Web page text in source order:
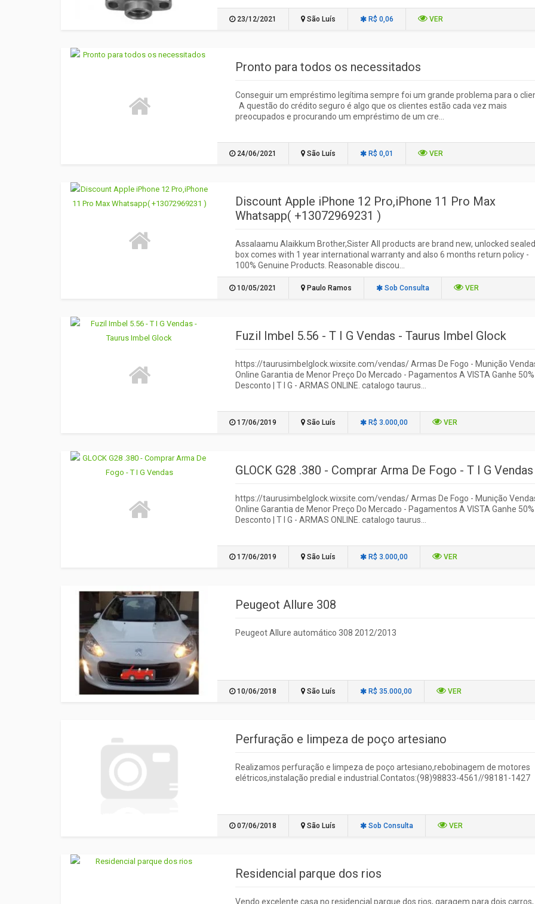
23/12/2021 São Luís R$ 0,06 VER
Pronto para todos os necessitados
Conseguir um empréstimo legítima sempre foi um grande problema para o
A questão do crédito seguro é algo que os clientes estão cada vez mais
preocupados e procurando um empréstimo de um cre...
24/06/2021 São Luís R$ 0,01 VER
Discount Apple iPhone 12 Pro,iPhone 11 Pro Max
Whatsapp( +13072969231 )
Assalaamu Alaikkum Brother,Sister All products are brand new, unlocked
box comes with 1 year international warranty and also 6 months return policy -
100% Genuine Products. Reasonable discou...
10/05/2021 Paulo Ramos Sob Consulta VER
Fuzil Imbel 5.56 - T I G Vendas - Taurus Imbel Glock
https://taurusimbelglock.wixsite.com/vendas/ Armas De Fogo - Munição
Online Garantia de Menor Preço Do Mercado - Pagamentos A VISTA Ganhe
Desconto | T I G - ARMAS ONLINE. catalogo taurus...
17/06/2019 São Luís R$ 3.000,00 VER
GLOCK G28 .380 - Comprar Arma De Fogo - T I G Vendas
https://taurusimbelglock.wixsite.com/vendas/ Armas De Fogo - Munição
Online Garantia de Menor Preço Do Mercado - Pagamentos A VISTA Ganhe
Desconto | T I G - ARMAS ONLINE. catalogo taurus...
17/06/2019 São Luís R$ 3.000,00 VER
Peugeot Allure 308
Peugeot Allure automático 308 2012/2013
10/06/2018 São Luís R$ 35.000,00 VER
Perfuração e limpeza de poço artesiano
Realizamos perfuração e limpeza de poço artesiano,rebobinagem de motores
elétricos,instalação predial e industrial.Contatos:(98)98833-4561//98181-1427
07/06/2018 São Luís Sob Consulta VER
Residencial parque dos rios
Vendo excelente casa no residencial parque dos rios, garagem para dois carros,